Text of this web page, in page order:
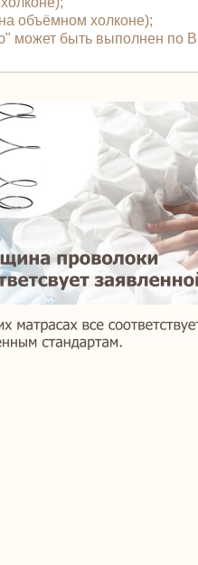
объёмном холконе);
может быть выполнен по